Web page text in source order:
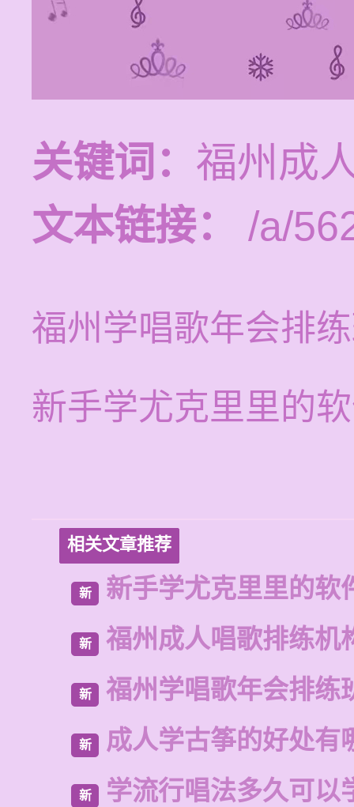
关键词： 福州成
文本链接：
/a/
福州学唱歌年会排
新手学尤克里里的
相关文章推荐
新 新手学尤克里里的软
新 福州成人唱歌排练机
新 福州学唱歌年会排练
新 成人学古筝的好处有
新 学流行唱法多久可以